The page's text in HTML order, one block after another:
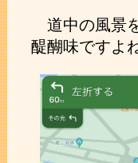
道中の風景
醍醐味ですよ